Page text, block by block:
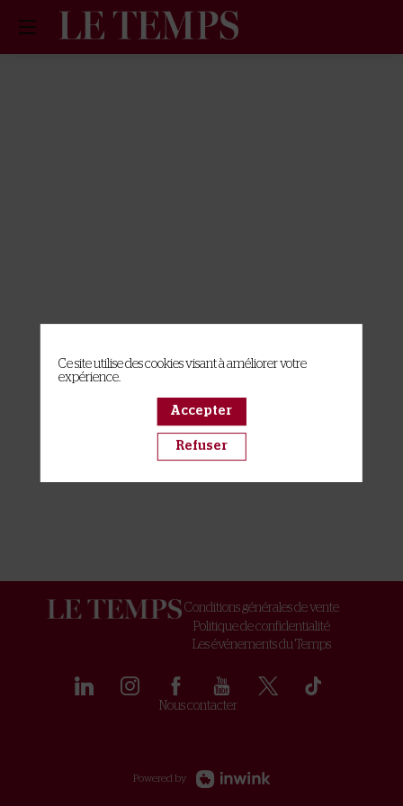
Conditions générales de vente
Politique de confidentialité
Les événements du Temps
Nous contacter
Powered by
Ce site utilise des cookies visant à améliorer votre
expérience.
Accepter
Refuser